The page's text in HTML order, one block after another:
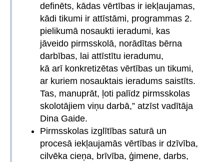
definēts, kādas vērtības ir iekļaujamas,
kādi tikumi ir attīstāmi, programmas 2.
pielikumā nosaukti ieradumi, kas
jāveido pirmsskolā, norādītas bērna
darbības, lai attīstītu ieradumu,
kā arī konkretizētas vērtības un tikumi,
ar kuriem nosauktais ieradums saistīts.
Tas, manuprāt, ļoti palīdz pirmsskolas
skolotājiem viņu darbā,” atzīst vadītāja
Dina Gaide.
Pirmsskolas izglītības saturā un
procesā iekļaujamās vērtības ir dzīvība,
cilvēka cieņa, brīvība, ģimene, darbs,